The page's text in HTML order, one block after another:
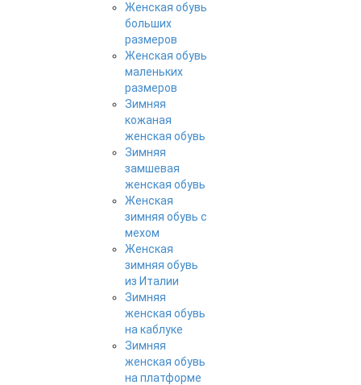
Женская обувь
больших
размеров
Женская обувь
маленьких
размеров
Зимняя
кожаная
женская обувь
Зимняя
замшевая
женская обувь
Женская
зимняя обувь с
мехом
Женская
зимняя обувь
из Италии
Зимняя
женская обувь
на каблуке
Зимняя
женская обувь
на платформе